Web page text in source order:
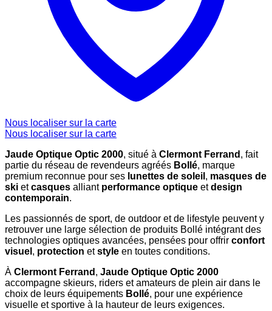
Nous localiser sur la carte
Nous localiser sur la carte
Jaude Optique Optic 2000, situé à Clermont Ferrand , fait
partie du réseau de revendeurs agréés Bollé, marque
premium reconnue pour ses lunettes de soleil , masques de
ski etcasques alliant performance optique etdesign
contemporain.
Les passionnés de sport, de outdoor et de lifestyle peuvent y
retrouver une large sélection de produits Bollé intégrant des
technologies optiques avancées, pensées pour offrir confort
visuel , protection etstyle en toutes conditions.
À Clermont Ferrand , Jaude Optique Optic 2000
accompagne skieurs, riders et amateurs de plein air dans le
choix de leurs équipements Bollé, pour une expérience
visuelle et sportive à la hauteur de leurs exigences.